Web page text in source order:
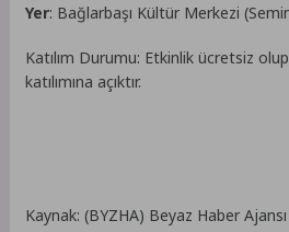
Yer: Bağlarbaşı Kültür Merkezi
Katılım Durumu: Etkinlik ücretsiz
katılımına açıktır.
Kaynak: (BYZHA) Beyaz Haber Ajansı